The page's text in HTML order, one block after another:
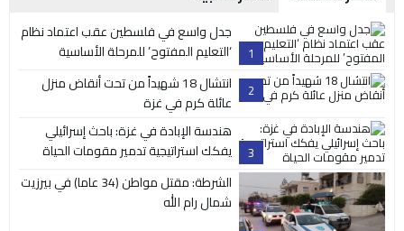
1
جدل واسع في فلسطين عقب اعتماد نظام
‘التعليم المفتوح’ للمرحلة الأساسية
2
انتشال 18 شهيداً من تحت أنقاض منزل
عائلة كرم في غزة
3
هندسة الإبادة في غزة: باحث إسرائيلي
يفكك استراتيجية تدمير مقومات الحياة
الشرطة: مقتل مواطن (34 عاما) في بيرزيت
شمال رام الله